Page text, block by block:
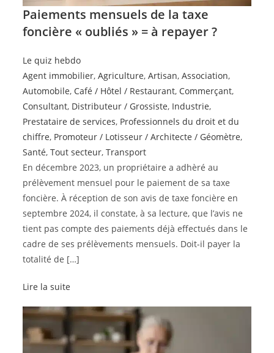
Paiements mensuels de la taxe
foncière « oubliés » = à repayer ?
Le quiz hebdo
Agent immobilier,Agriculture,Artisan,Association,
Automobile, Café / Hôtel / Restaurant, Commerçant,
Consultant, Distributeur / Grossiste, Industrie,
Prestataire de services, Professionnels du droit et du
chiffre, Promoteur / Lotisseur / Architecte / Géomètre,
Santé,Tout secteur,Transport
En décembre 2023, un propriétaire a adhèré au
prélèvement mensuel pour le paiement de sa taxe
foncière. À réception de son avis de taxe foncière en
septembre 2024, il constate, à sa lecture, que l’avis ne
tient pas compte des paiements déjà effectués dans le
cadre de ses prélèvements mensuels. Doit-il payer la
totalité de […]
Lire la suite